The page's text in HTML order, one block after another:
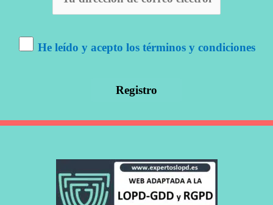
He leído y acepto los términos y condiciones